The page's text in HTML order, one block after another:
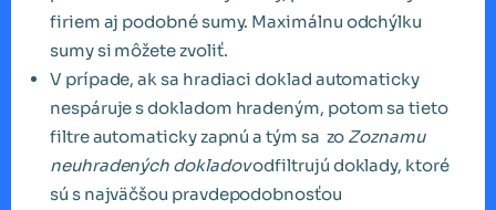
firiem aj podobné sumy. Maximálnu odchýlku
sumy si môžete zvoliť.
V prípade, ak sa hradiaci doklad automaticky
nespáruje s dokladom hradeným, potom sa tieto
filtre automaticky zapnú a tým sa zo Zoznamu
neuhradených dokladovodfiltrujú doklady, ktoré
sú s najväčšou pravdepodobnosťou